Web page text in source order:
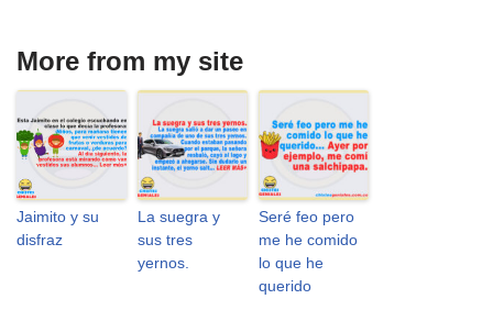
More from my site
Jaimito y su
disfraz
La suegra y
sus tres
yernos.
Seré feo pero
me he comido
lo que he
querido